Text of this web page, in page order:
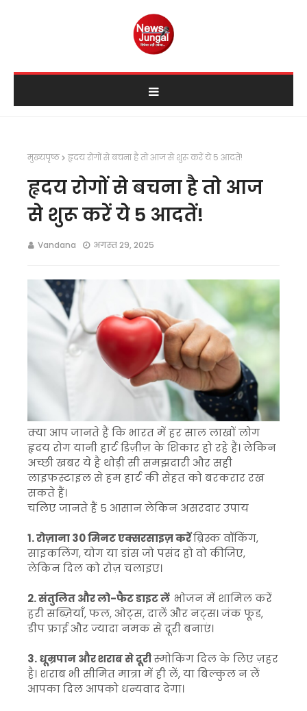
मुख्यपृष्ठ हृदय रोगों से बचना है तो आज से शुरू करें ये 5 आदतें!
हृदय रोगों से बचना है तो आज
से शुरू करें ये 5 आदतें!
Vandana अगस्त 29, 2025
क्या आप जानते हैं कि भारत में हर साल लाखों लोग
हृदय रोग यानी हार्ट डिज़ीज़ के शिकार हो रहे हैं। लेकिन
अच्छी खबर ये है थोड़ी सी समझदारी और सही
लाइफस्टाइल से हम हार्ट की सेहत को बरकरार रख
सकते हैं।
चलिए जानते हैं 5 आसान लेकिन असरदार उपाय
1. रोज़ाना 30 मिनट एक्सरसाइज़ करेंब्रिस्क वॉकिंग,
साइकलिंग, योग या डांस जो पसंद हो वो कीजिए,
लेकिन दिल को रोज़ चलाइए।
2. संतुलित और लो-फैट डाइट लें भोजन में शामिल करें
हरी सब्ज़ियाँ, फल, ओट्स, दालें और नट्स। जंक फूड,
डीप फ्राई और ज्यादा नमक से दूरी बनाएं।
3. धूम्रपान और शराब से दूरीस्मोकिंग दिल के लिए ज़हर
है। शराब भी सीमित मात्रा में ही लें, या बिल्कुल न लें
आपका दिल आपको धन्यवाद देगा।